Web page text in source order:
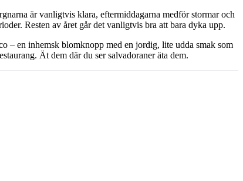
är vanligtvis klara, eftermiddagarna medför stormar och
Resten av året går det vanligtvis bra att bara dyka upp.
– en inhemsk blomknopp med en jordig, lite udda smak som
Ät dem där du ser salvadoraner äta dem.